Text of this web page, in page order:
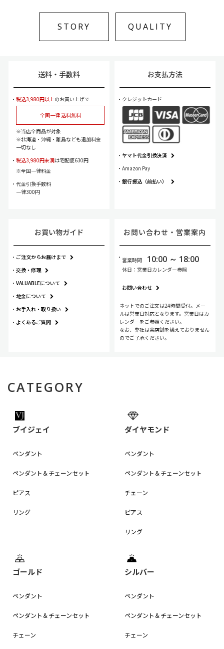
STORY QUALITY
送料・手数料
税込3,980円以上のお買い上げで
全国一律 送料無料
当店全商品が対象
北海道・沖縄・離島なども追加料金
一切なし
税込3,980円未満は宅配便630円
全国一律料金
代金引換手数料
一律300円
お支払方法
クレジットカード
ヤマト代金引換決済
Amazon Pay
銀行振込（前払い）
お買い物ガイド
ご注文からお届けまで
交換・修理
VALUABLEについて
地金について
お手入れ・取り扱い
よくあるご質問
お問い合わせ・ 営業案内
営業時間 10:00 ～ 18:00
休日：営業日カレンダー参照
お問い合わせ
ネットでのご注文は24時間受付。メー
ルは営業日対応となります。営業日はカ
レンダーをご参照ください。
なお、弊社は実店舗を構えておりません
のでご了承ください。
CATEGORY
ブイジェイ
ペンダント
ペンダント＆チェーンセット
ピアス
リング
ダイヤモンド
ペンダント
ペンダント＆チェーンセット
チェーン
ピアス
リング
ゴールド
ペンダント
ペンダント＆チェーンセット
チェーン
シルバー
ペンダント
ペンダント＆チェーンセット
チェーン